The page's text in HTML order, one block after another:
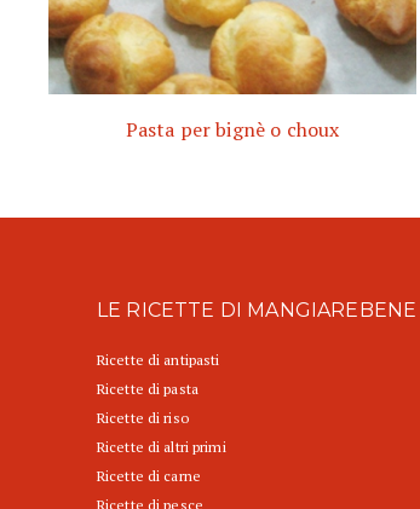
Pasta per bignè o choux
LE RICETTE DI MANGIAREBENE
Ricette di antipasti
Ricette di pasta
Ricette di riso
Ricette di altri primi
Ricette di carne
Ricette di pesce